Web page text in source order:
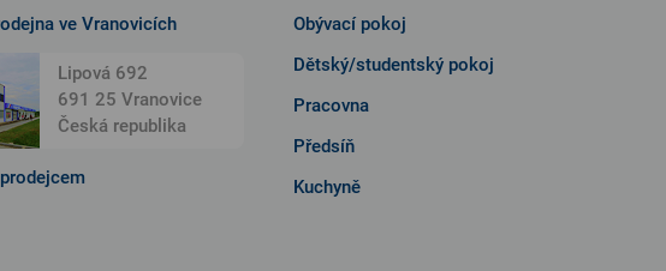
ve Vranovicích
Lipová 692
691 25 Vranovice
Česká republika
Obývací pokoj
Dětský/studentský pokoj
Pracovna
Předsíň
Kuchyně